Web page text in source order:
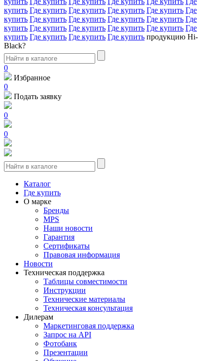
купить Где купить Где купить Где купить Где купить Где
купить Где купить Где купить Где купить Где купить Где
купить Где купить Где купить Где купить Где купить Где
купить Где купить Где купить Где купить продукцию Hi-
Black?
0
Избранное
0
Подать заявку
0
0
Каталог
Где купить
О марке
Бренды
MPS
Наши новости
Гарантия
Сертификаты
Правовая информация
Новости
Техническая поддержка
Таблицы совместимости
Инструкции
Технические материалы
Техническая консультация
Дилерам
Маркетинговая поддержка
Запрос на API
Фотобанк
Презентации